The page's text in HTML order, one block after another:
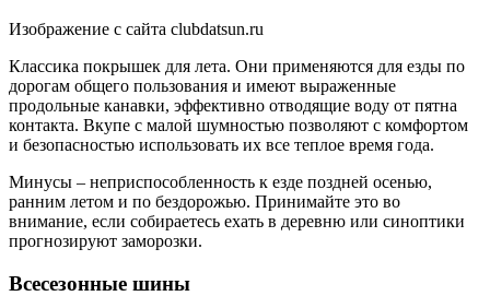
Изображение с сайта clubdatsun.ru
Классика покрышек для лета. Они применяются для езды по
дорогам общего пользования и имеют выраженные
продольные канавки, эффективно отводящие воду от пятна
контакта. Вкупе с малой шумностью позволяют с комфортом
и безопасностью использовать их все теплое время года.
Минусы – неприспособленность к езде поздней осенью,
ранним летом и по бездорожью. Принимайте это во
внимание, если собираетесь ехать в деревню или синоптики
прогнозируют заморозки.
Всесезонные шины